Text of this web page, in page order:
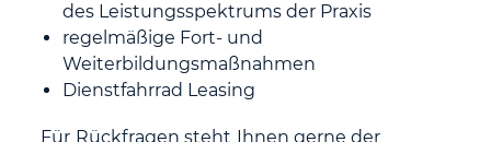
des Leistungsspektrums der Praxis
regelmäßige Fort- und
Weiterbildungsmaßnahmen
Dienstfahrrad Leasing
Für Rückfragen steht Ihnen gerne der